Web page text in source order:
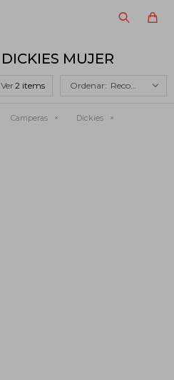
MUJER
Ver Recomendados
Camperas Dickies